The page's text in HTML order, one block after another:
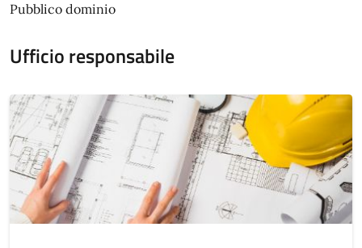
Pubblico dominio
Ufficio responsabile